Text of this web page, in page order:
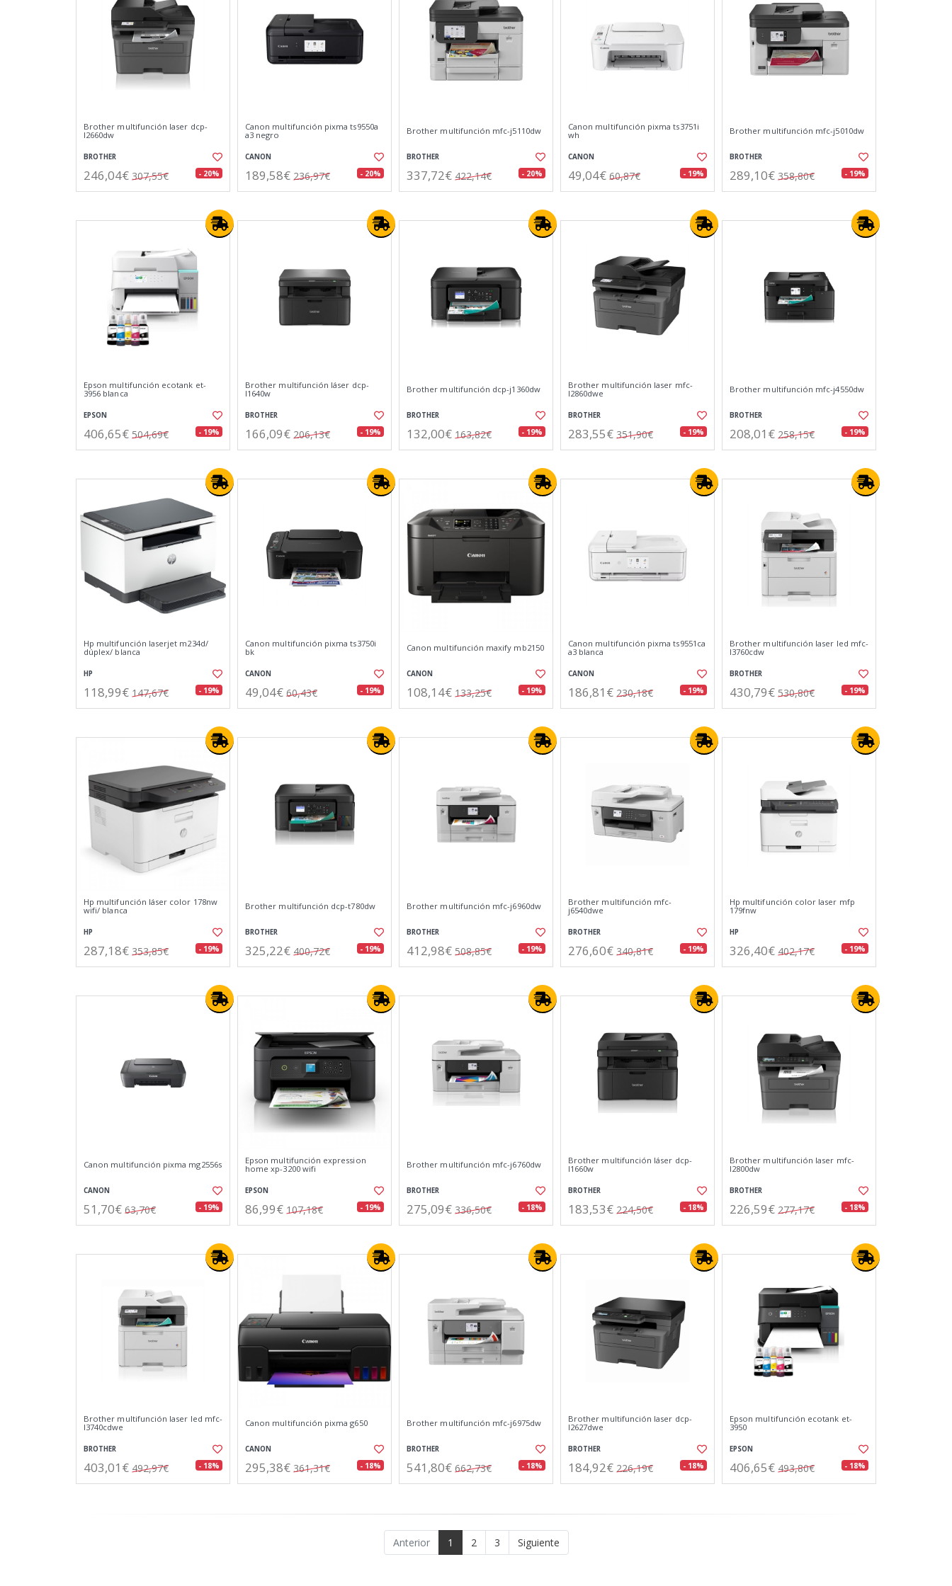
Brother multifunción laser dcp-
l2660dw
BROTHER
246,04€ 307,55€ - 20%
Canon multifunción pixma ts9550a
a3 negro
CANON
189,58€ 236,97€ - 20%
Brother multifunción mfc-j5110dw
BROTHER
337,72€ 422,14€ - 20%
Canon multifunción pixma ts3751i
wh
CANON
49,04€ 60,87€ - 19%
Brother multifunción mfc-j5010dw
BROTHER
289,10€ 358,80€ - 19%
Epson multifunción ecotank et-
3956 blanca
EPSON
406,65€ 504,69€ - 19%
Brother multifunción láser dcp-
l1640w
BROTHER
166,09€ 206,13€ - 19%
Brother multifunción dcp-j1360dw
BROTHER
132,00€ 163,82€ - 19%
Brother multifunción laser mfc-
l2860dwe
BROTHER
283,55€ 351,90€ - 19%
Brother multifunción mfc-j4550dw
BROTHER
208,01€ 258,15€ - 19%
Hp multifunción laserjet m234d/
dúplex/ blanca
HP
118,99€ 147,67€ - 19%
Canon multifunción pixma ts3750i
bk
CANON
49,04€ 60,43€ - 19%
Canon multifunción maxify mb2150
CANON
108,14€ 133,25€ - 19%
Canon multifunción pixma ts9551ca
a3 blanca
CANON
186,81€ 230,18€ - 19%
Brother multifunción laser led mfc-
l3760cdw
BROTHER
430,79€ 530,80€ - 19%
Hp multifunción láser color 178nw
wifi/ blanca
HP
287,18€ 353,85€ - 19%
Brother multifunción dcp-t780dw
BROTHER
325,22€ 400,72€ - 19%
Brother multifunción mfc-j6960dw
BROTHER
412,98€ 508,85€ - 19%
Brother multifunción mfc-
j6540dwe
BROTHER
276,60€ 340,81€ - 19%
Hp multifunción color laser mfp
179fnw
HP
326,40€ 402,17€ - 19%
Canon multifunción pixma mg2556s
CANON
51,70€ 63,70€ - 19%
Epson multifunción expression
home xp-3200 wifi
EPSON
86,99€ 107,18€ - 19%
Brother multifunción mfc-j6760dw
BROTHER
275,09€ 336,50€ - 18%
Brother multifunción láser dcp-
l1660w
BROTHER
183,53€ 224,50€ - 18%
Brother multifunción laser mfc-
l2800dw
BROTHER
226,59€ 277,17€ - 18%
Brother multifunción laser led mfc-
l3740cdwe
BROTHER
403,01€ 492,97€ - 18%
Canon multifunción pixma g650
CANON
295,38€ 361,31€ - 18%
Brother multifunción mfc-j6975dw
BROTHER
541,80€ 662,73€ - 18%
Brother multifunción laser dcp-
l2627dwe
BROTHER
184,92€ 226,19€ - 18%
Epson multifunción ecotank et-
3950
EPSON
406,65€ 493,80€ - 18%
Anterior 1 2 3 Siguiente